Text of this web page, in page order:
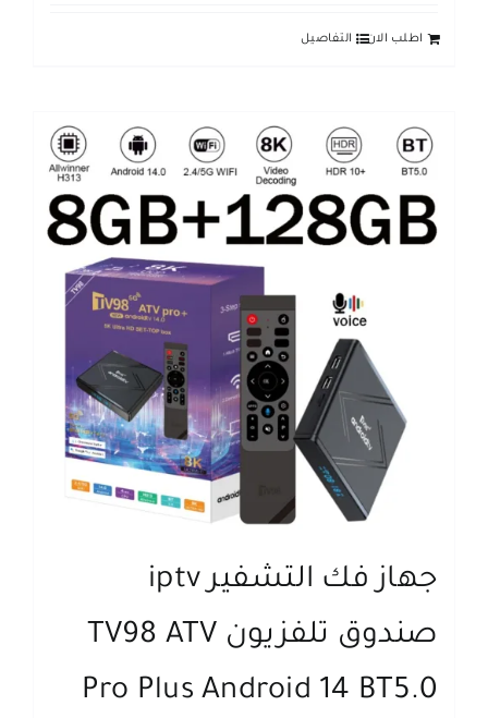
اطلب الان التفاصيل
جهاز فك التشفير iptv
صندوق تلفزيون TV98 ATV
Pro Plus Android 14 BT5.0